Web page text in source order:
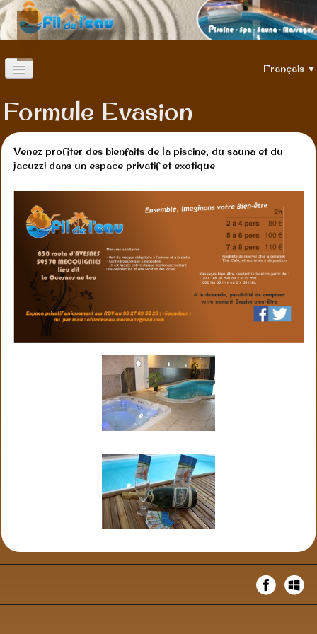
Français ▼
Espace Bien-être ▼
Nos offres ▼
Galerie
Contact Horaires, Plan
Formule Evasion
Venez profiter des bienfaits de la piscine, du sauna et du
jacuzzi dans un espace privatif et exotique